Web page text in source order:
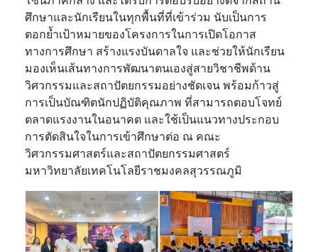
ศึกษาและนักเรียนในทุกพื้นที่ที่เข้าร่วม นับเป็นการ
ตอกย้ำเป้าหมายของโครงการในการเปิดโอกาส
ทางการศึกษา สร้างแรงบันดาลใจ และช่วยให้นักเรียน
มองเห็นเส้นทางการพัฒนาตนเองสู่สายวิชาชีพด้าน
วิศวกรรมและสถาปัตยกรรมอย่างชัดเจน พร้อมก้าวสู่
การเป็นบัณฑิตนักปฏิบัติคุณภาพ ที่สามารถตอบโจทย์
ตลาดแรงงานในอนาคต และใช้เป็นแนวทางประกอบ
การตัดสินใจในการเข้าศึกษาต่อ ณ คณะ
วิศวกรรมศาสตร์และสถาปัตยกรรมศาสตร์
มหาวิทยาลัยเทคโนโลยีราชมงคลสุวรรณภูมิ